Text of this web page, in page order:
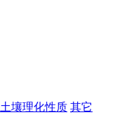
土壤理化性质 其它